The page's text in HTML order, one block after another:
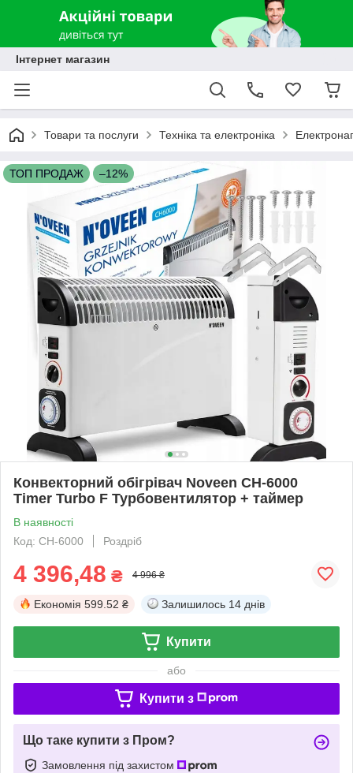
Інтернет магазин
Товари та послуги Техніка та електроніка
ТОП ПРОДАЖ –12%
Конвекторний обігрівач Noveen CH-6000
Timer Turbo F Турбовентилятор + таймер
В наявності
Код: CH-6000
Роздріб
4 396,48 ₴ 4 996 ₴
Економія 599.52 ₴ Залишилось 14 днів
Купити
або
Купити з
Що таке купити з Пром?
Замовлення під захистом